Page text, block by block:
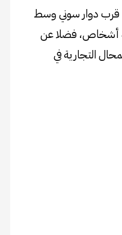
قرب دوار سوني وسط
أشخاص، فضلا عن
التجارية في